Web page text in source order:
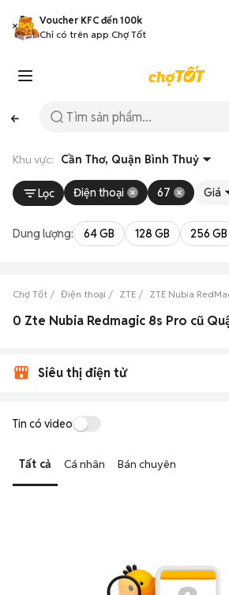
Voucher KFC đến 100k
Chỉ có trên app Chợ Tốt
Khu vực: Cần Thơ, Quận Bình Thuỷ
Lọc Điện thoại 67 Giá
Dung lượng: 64 GB 128 GB 256 GB
Chợ Tốt Điện thoại ZTE ZTE Nubia
Siêu thị điện tử
Tin có video
Tất cả Cá nhân Bán chuyên